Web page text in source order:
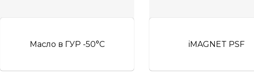
Масло в ГУР -50°C iMAGNET PSF